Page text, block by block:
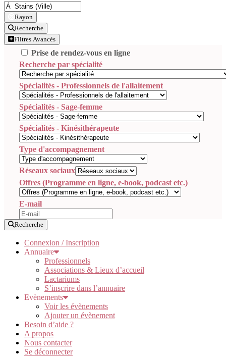
Rayon
Recherche
Filtres Avancés
Prise de rendez-vous en ligne
Recherche par spécialité
Spécialités - Professionnels de l'allaitement
Spécialités - Sage-femme
Spécialités - Kinésithérapeute
Type d'accompagnement
Réseaux sociaux
Offres (Programme en ligne, e-book, podcast etc.)
E-mail
Recherche
Connexion / Inscription
Annuaire
Professionnels
Associations & Lieux d’accueil
Lactariums
S’inscrire dans l’annuaire
Evènements
Voir les évènements
Ajouter un évènement
Besoin d’aide ?
A propos
Nous contacter
Se déconnecter